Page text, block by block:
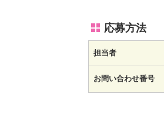
応募方法
担当者
お問い合わせ番号